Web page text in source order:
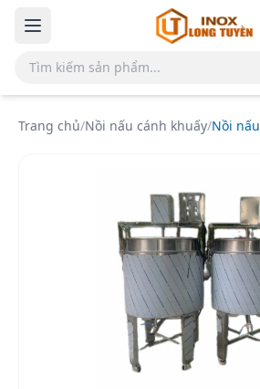
Bỏ qua đến nội dung chính
Trang chủ/Nồi nấu cánh khuấy/Nồi